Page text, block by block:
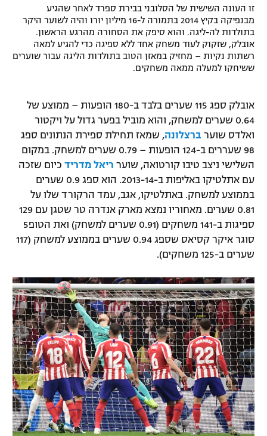
תקנון פעילות ספורט 1
רשיון להקרנה פומבית לבית עסק
לוח דרושים – ג'ובנט
תגיות
המגזין
גיימינג E-Sports
זו העונה השישית של הסלובני בבירת ספרד לאחר שהגיע
מבנפיקה בקיץ 2014 בתמורה ל-16 מיליון יורו והיה לשוער היקר
בתולדות לה-ליגה. והוא סיפק את הסחורה מהרגע הראשון.
אובלק, שזקוק לעוד משחק אחד ללא ספיגה כדי להגיע למאה
רשתות נקיות – מחזיק במאזן הטוב בתולדות הליגה עבור שוערים
ששיחקו למעלה ממאה משחקים.
אובלק ספג 115 שערים בלבד ב-180 הופעות – ממוצע של
0.64 שערים למשחק, והוא מוביל בפער גדול על ויקטור
ואלדס שוער ברצלונה, שמאז תחילת ספירת הנתונים ספג
98 שעררים ב-124 הופעות – 0.79 שערים למשחק. במקום
השלישי ניצב טיבו קורטואה, שוער ריאל מדריד כיום שזכה
עם אתלטיקו באליפות ב-2013-14. הוא ספג 0.9 שערים
בממוצע למשחק. באתלטיקו, אגב, עמד הרקורד שלו על
0.81 שערים. מאחוריו נמצא מארק אנדרה טר שטגן עם 129
ספיגות ב-141 משחקים (0.91 שערים למשחק) ואת הטופ5
סוגר איקר קסיאס שספג 0.94 שערים בממוצע למשחק (117
שערים ב-125 משחקים).